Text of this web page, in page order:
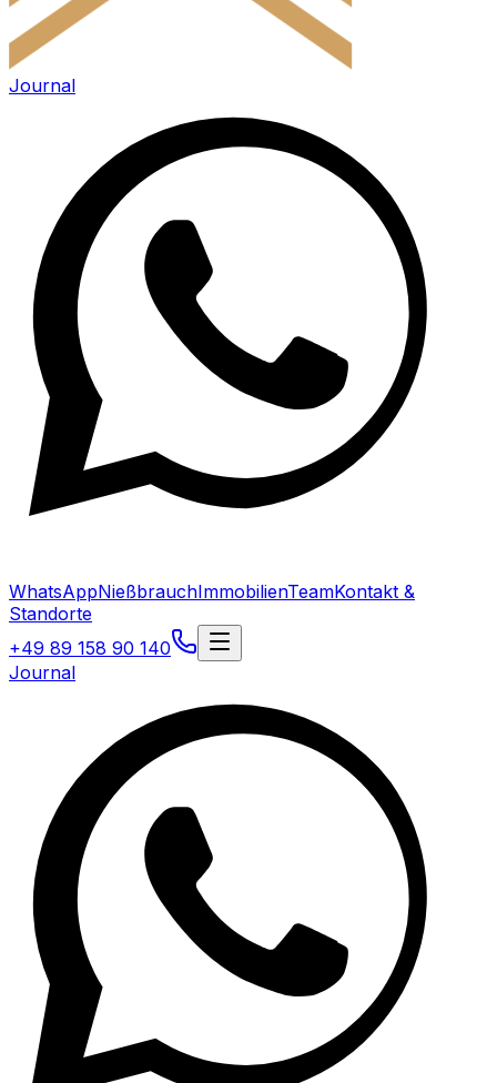
Journal
WhatsAppNießbrauchImmobilienTeamKontakt &
Standorte
+49 89 158 90 140
Journal